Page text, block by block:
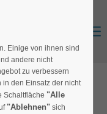
Einige von ihnen sind
andere nicht
zu verbessern
in den Einsatz der nicht
Schaltfläche "Alle
"Ablehnen" sich